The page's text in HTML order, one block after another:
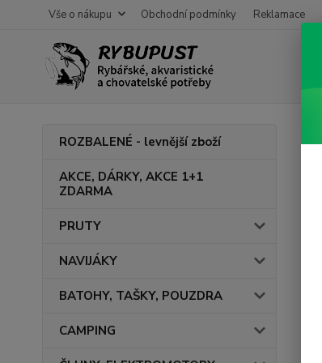
Vše o nákupu Obchodní podmínky Reklamace
ROZBALENÉ - levnější zboží
AKCE, DÁRKY, AKCE 1+1
ZDARMA
PRUTY
NAVIJÁKY
BATOHY, TAŠKY, POUZDRA
CAMPING